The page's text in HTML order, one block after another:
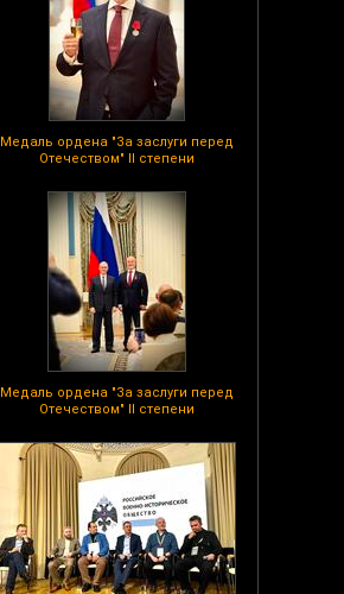
Медаль ордена "За заслуги перед
Отечеством" II степени
Медаль ордена "За заслуги перед
Отечеством" II степени